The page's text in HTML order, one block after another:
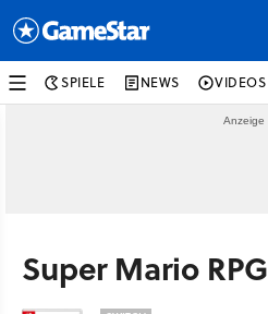
SPIELE NEWS VIDEOS
Super Mario RPG